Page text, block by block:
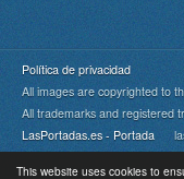
This website uses cookies to
Política de privacidad
All images are copyrighted to
All trademarks and registered
LasPortadas.es - Portada las